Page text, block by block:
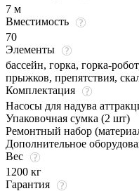
7 м
Вместимость
70
Элементы
бассейн, горка, горка-
прыжков, препятствия,
Комплектация
Насосы для надува
Упаковочная сумка (2 шт)
Ремонтный набор
Дополнительное
Вес
1200 кг
Гарантия